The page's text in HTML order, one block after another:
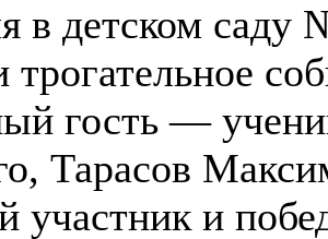
в детском
трогательное
гость —
Тарасов
участник и